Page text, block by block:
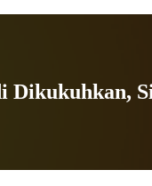
Dikukuhkan,